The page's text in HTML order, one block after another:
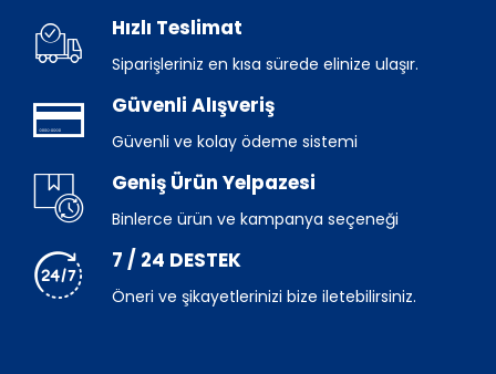
Hızlı Teslimat
Siparişleriniz en kısa sürede elinize ulaşır.
Güvenli Alışveriş
Güvenli ve kolay ödeme sistemi
Geniş Ürün Yelpazesi
Binlerce ürün ve kampanya seçeneği
7 / 24 DESTEK
Öneri ve şikayetlerinizi bize iletebilirsiniz.